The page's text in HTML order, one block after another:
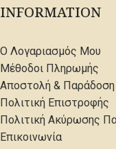
INFORMATION
Ο Λογαριασμός Μου
Μέθοδοι Πληρωμής
Αποστολή & Παράδοση
Πολιτική Επιστροφής
Πολιτική Ακύρωσης
Επικοινωνία